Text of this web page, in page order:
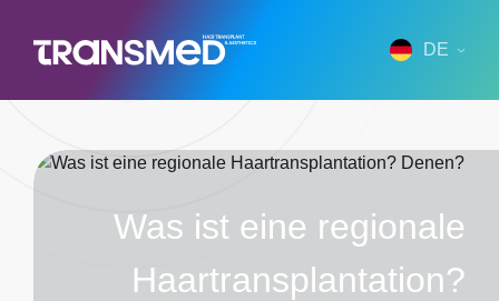
DE
Was ist eine regionale
Haartransplantation?